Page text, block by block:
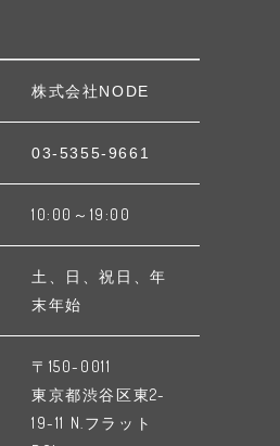
株式会社NODE
03-5355-9661
10:00～19:00
土、日、祝日、年
末年始
〒150-0011
東京都渋谷区東2-
19-11 N.フラット